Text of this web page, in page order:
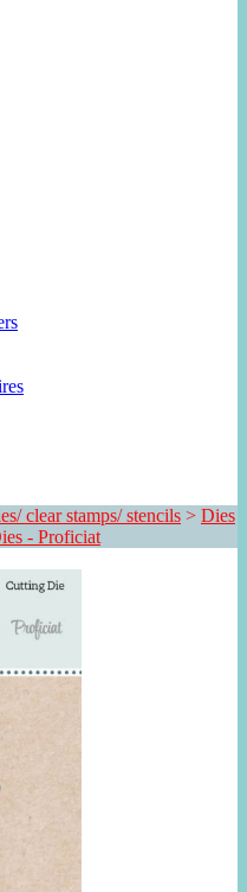
clear stamps/ stencils > Dies
- Proficiat